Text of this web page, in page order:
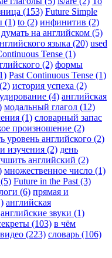
(153) Future Simple
(1) to (2) инфинитив (2)
думать на английском (5)
языка (20) used
Tense (1)
(2) формы
Past Continuous Tense (1)
история успеха (2)
(4) английская
модальный глагол (12)
(1) словарный запас
произношение (2)
уровень английского (2)
изучения (2) день
английский (2)
множественное число (1)
Future in the Past (3)
(6) прямая и
английская
английские звуки (1)
(103) в чём
видео (223) словарь (106)